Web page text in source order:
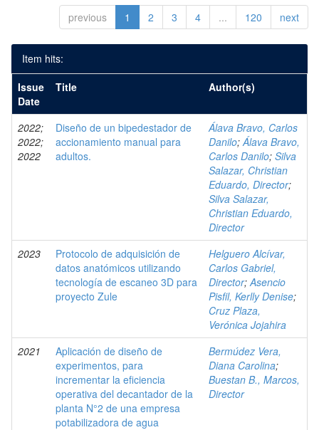
previous 1 2 3 4 ... 120 next
Item hits:
Issue
Date
Title Author(s)
2022;
2022;
2022
Diseño de un bipedestador de
accionamiento manual para
adultos.
Álava Bravo, Carlos
Danilo;Álava Bravo,
Carlos Danilo; Silva
Salazar, Christian
Eduardo, Director;
Silva Salazar,
Christian Eduardo,
Director
2023
Protocolo de adquisición de
datos anatómicos utilizando
tecnología de escaneo 3D para
proyecto Zule
Helguero Alcívar,
Carlos Gabriel,
Director;Asencio
Pisfil, Kerlly Denise;
Cruz Plaza,
Verónica Jojahira
2021
Aplicación de diseño de
experimentos, para
incrementar la eficiencia
operativa del decantador de la
planta N°2 de una empresa
potabilizadora de agua
Bermúdez Vera,
Diana Carolina;
Buestan B., Marcos,
Director